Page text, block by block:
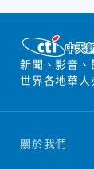
新聞、影音
世界各地華人
關於我們